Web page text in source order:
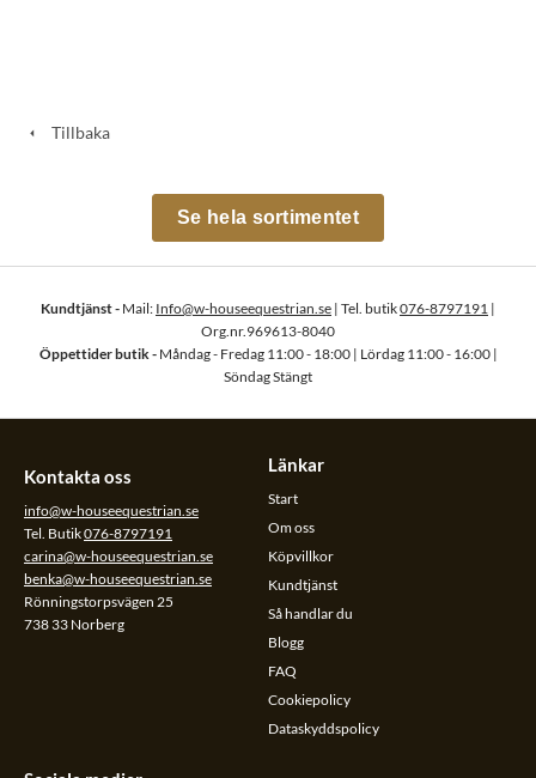
Tillbaka
Se hela sortimentet
Kundtjänst - Mail: Info@w-houseequestrian.se | Tel. butik076-8797191 |
Org.nr.969613-8040
Öppettider butik - Måndag - Fredag 11:00 - 18:00 | Lördag 11:00 - 16:00 |
Söndag Stängt
Kontakta oss
info@w-houseequestrian.se
Tel. Butik076-8797191
carina@w-houseequestrian.se
benka@w-houseequestrian.se
Rönningstorpsvägen 25
738 33 Norberg
Länkar
Start
Om oss
Köpvillkor
Kundtjänst
Så handlar du
Blogg
FAQ
Cookiepolicy
Dataskyddspolicy